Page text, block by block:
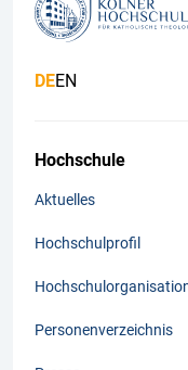
DEEN
Hochschule
Aktuelles
Hochschulprofil
Personenverzeichnis